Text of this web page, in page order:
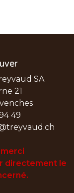
SA
21
49
merci
directement le